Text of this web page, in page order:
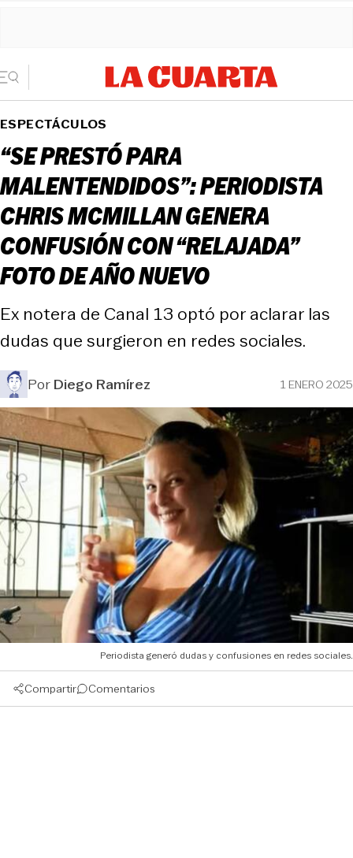
ESPECTÁCULOS
“SE PRESTÓ PARA
MALENTENDIDOS”: PERIODISTA
CHRIS MCMILLAN GENERA
CONFUSIÓN CON “RELAJADA”
FOTO DE AÑO NUEVO
Ex notera de Canal 13 optó por aclarar las
dudas que surgieron en redes sociales.
PorDiego Ramírez 1 ENERO 2025
Periodista generó dudas y confusiones en redes sociales.
Compartir Comentarios